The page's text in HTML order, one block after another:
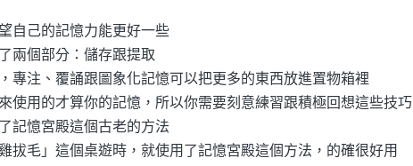
自己的記憶力能更好一些
兩個部分：儲存跟提取
專注、覆誦跟圖象化記憶可以把更多的東西放進置物箱裡
使用的才算你的記憶，所以你需要刻意練習跟積極回想這些技巧
記憶宮殿這個古老的方法
拔毛」這個桌遊時，就使用了記憶宮殿這個方法，的確很好用